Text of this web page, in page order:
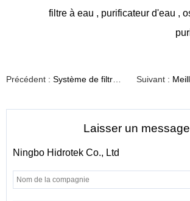
filtre à eau , purificateur d'eau ,
Suivant :
Précédent : Système de filtration d'eau potable à courant continu
Laisser un message
Ningbo Hidrotek Co., Ltd